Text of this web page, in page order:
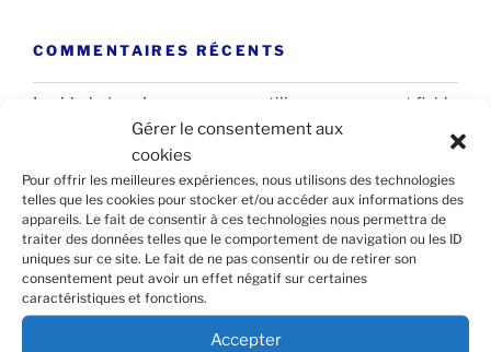
Gérer le consentement aux
cookies
Pour offrir les meilleures expériences, nous utilisons des technologies
telles que les cookies pour stocker et/ou accéder aux informations des
appareils. Le fait de consentir à ces technologies nous permettra de
traiter des données telles que le comportement de navigation ou les ID
uniques sur ce site. Le fait de ne pas consentir ou de retirer son
consentement peut avoir un effet négatif sur certaines
caractéristiques et fonctions.
Accepter
COMMENTAIRES RÉCENTS
Lachhab dans Le « cerveau reptilien », un concept fiable
Pascal GAUTIERdansPourquoi ne pas hiérarchiser les
émotions
Helene ColnotdansPourquoi ne pas hiérarchiser les
émotions
BOURLAdansSport ou antidépresseurs : quelle est la
meilleure solution contre la dépression ?